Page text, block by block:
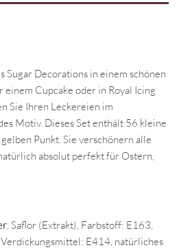
Sugar Decorations in einem schönen
Cupcake oder in Royal Icing
Sie Ihren Leckereien im
Motiv. Dieses Set enthält 56 kleine
Punkt. Sie verschönern alle
absolut perfekt für Ostern,
, Saflor (Extrakt), Farbstoff: E163,
E414, natürliches